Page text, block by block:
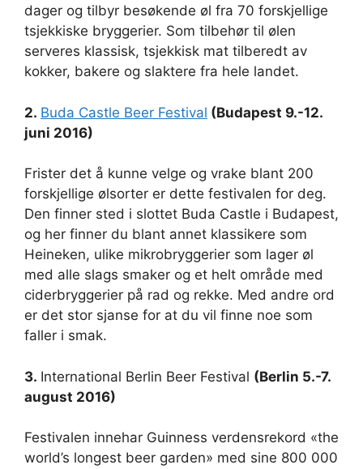
dager og tilbyr besøkende øl fra 70 forskjellige
tsjekkiske bryggerier. Som tilbehør til ølen
serveres klassisk, tsjekkisk mat tilberedt av
kokker, bakere og slaktere fra hele landet.
2. Buda Castle Beer Festival (Budapest 9.-12.
juni 2016)
Frister det å kunne velge og vrake blant 200
forskjellige ølsorter er dette festivalen for deg.
Den finner sted i slottet Buda Castle i Budapest,
og her finner du blant annet klassikere som
Heineken, ulike mikrobryggerier som lager øl
med alle slags smaker og et helt område med
ciderbryggerier på rad og rekke. Med andre ord
er det stor sjanse for at du vil finne noe som
faller i smak.
3. International Berlin Beer Festival (Berlin 5.-7.
august 2016)
Festivalen innehar Guinness verdensrekord «the
world’s longest beer garden» med sine 800 000